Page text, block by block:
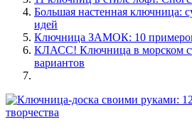
Большая настенная ключница:
идей
Ключница ЗАМОК: 10
КЛАСС! Ключница в морском
вариантов